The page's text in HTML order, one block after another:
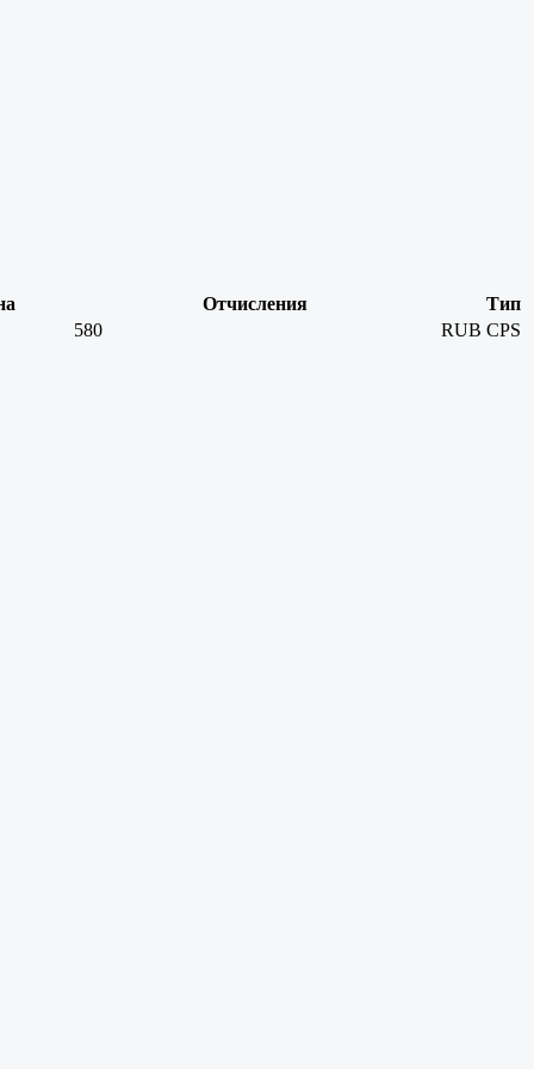
Отчисления
Тип
580
RUB CPS